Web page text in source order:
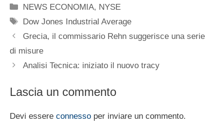
Categorie
NEWS ECONOMIA, NYSE
Tag
Dow Jones Industrial Average
Grecia, il commissario Rehn suggerisce una serie
di misure
Analisi Tecnica: iniziato il nuovo tracy
Lascia un commento
Devi essere connesso per inviare un commento.